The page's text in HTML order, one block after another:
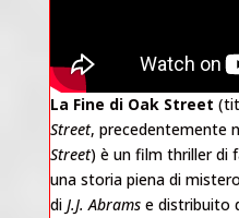
La Fine di Oak Street
Street, precedentemente
Street) è un film thriller di
una storia piena di
diJ.J. Abramse distribuito